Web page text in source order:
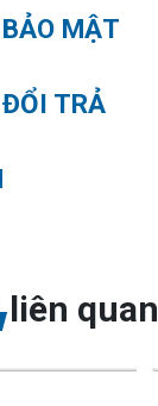
MẬT
TRẢ
liên quan